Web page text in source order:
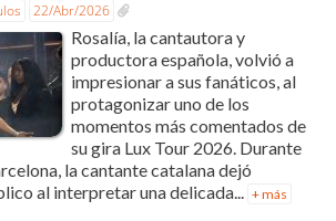
22/Abr/2026
Rosalía, la cantautora y
productora española, volvió a
impresionar a sus fanáticos, al
protagonizar uno de los
momentos más comentados de
su gira Lux Tour 2026. Durante
la cantante catalana dejó
al interpretar una delicada... + más